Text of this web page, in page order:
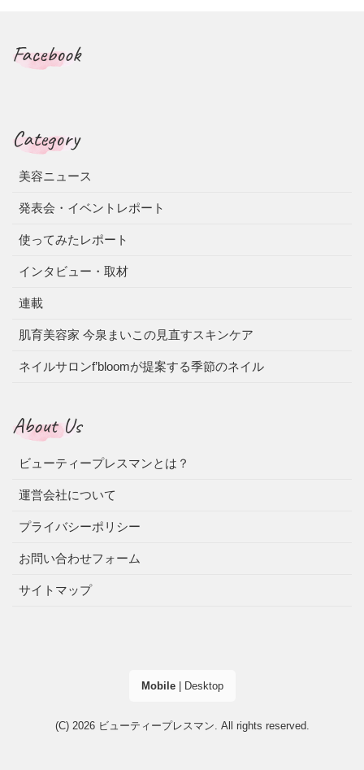
Facebook
Category
美容ニュース
発表会・イベントレポート
使ってみたレポート
インタビュー・取材
連載
肌育美容家 今泉まいこの見直すスキンケア
ネイルサロンf’bloomが提案する季節のネイル
About Us
ビューティープレスマンとは？
運営会社について
プライバシーポリシー
お問い合わせフォーム
サイトマップ
Mobile| Desktop
(C) 2026 ビューティープレスマン. All rights reserved.